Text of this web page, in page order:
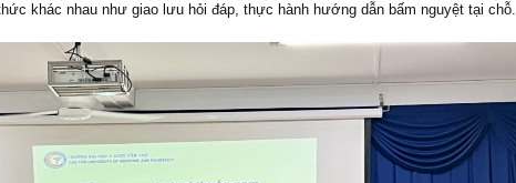
khác nhau như giao lưu hỏi đáp, thực hành hướng dẫn bấm nguyệt tại chỗ.